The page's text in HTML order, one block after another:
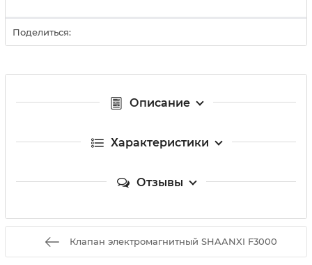
Поделиться:
Описание
Характеристики
Отзывы
Клапан электромагнитный SHAANXI F3000